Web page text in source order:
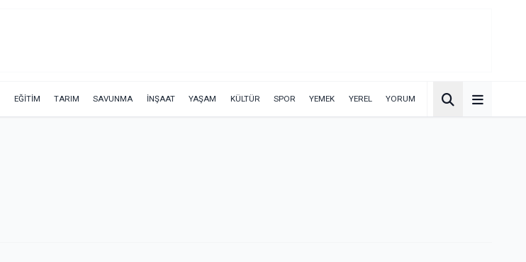
EĞİTİM TARIM SAVUNMA İNŞAAT YAŞAM KÜLTÜR SPOR YEMEK YEREL YORUM